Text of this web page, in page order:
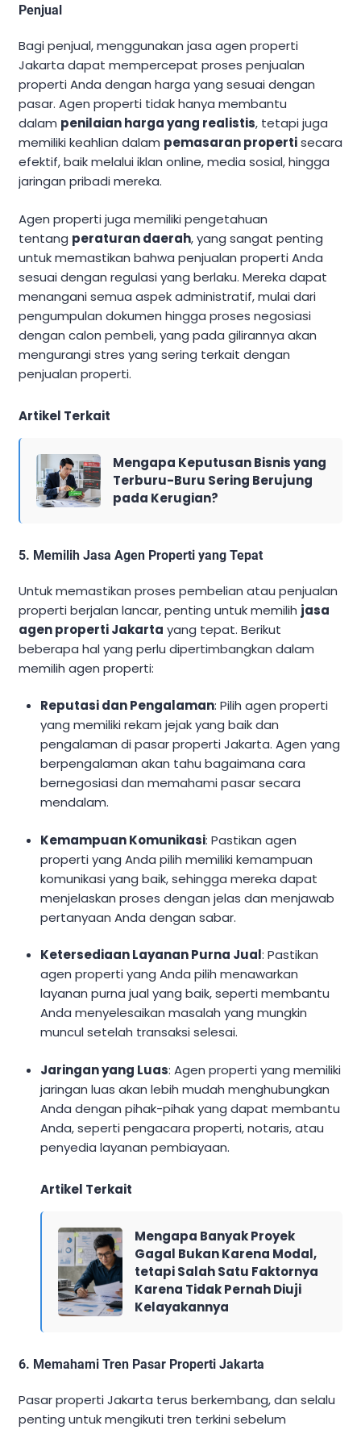
Penjual
Bagi penjual, menggunakan jasa agen properti
Jakarta dapat mempercepat proses penjualan
properti Anda dengan harga yang sesuai dengan
pasar. Agen properti tidak hanya membantu
dalam penilaian harga yang realistis, tetapi juga
memiliki keahlian dalam pemasaran propertisecara
efektif, baik melalui iklan online, media sosial, hingga
jaringan pribadi mereka.
Agen properti juga memiliki pengetahuan
tentang peraturan daerah, yang sangat penting
untuk memastikan bahwa penjualan properti Anda
sesuai dengan regulasi yang berlaku. Mereka dapat
menangani semua aspek administratif, mulai dari
pengumpulan dokumen hingga proses negosiasi
dengan calon pembeli, yang pada gilirannya akan
mengurangi stres yang sering terkait dengan
penjualan properti.
Artikel Terkait
Mengapa Keputusan Bisnis yang
Terburu-Buru Sering Berujung
pada Kerugian?
5. Memilih Jasa Agen Properti yang Tepat
Untuk memastikan proses pembelian atau penjualan
properti berjalan lancar, penting untuk memilih jasa
agen properti Jakarta yang tepat. Berikut
beberapa hal yang perlu dipertimbangkan dalam
memilih agen properti:
Reputasi dan Pengalaman: Pilih agen properti
yang memiliki rekam jejak yang baik dan
pengalaman di pasar properti Jakarta. Agen yang
berpengalaman akan tahu bagaimana cara
bernegosiasi dan memahami pasar secara
mendalam.
Kemampuan Komunikasi: Pastikan agen
properti yang Anda pilih memiliki kemampuan
komunikasi yang baik, sehingga mereka dapat
menjelaskan proses dengan jelas dan menjawab
pertanyaan Anda dengan sabar.
Ketersediaan Layanan Purna Jual: Pastikan
agen properti yang Anda pilih menawarkan
layanan purna jual yang baik, seperti membantu
Anda menyelesaikan masalah yang mungkin
muncul setelah transaksi selesai.
Jaringan yang Luas: Agen properti yang memiliki
jaringan luas akan lebih mudah menghubungkan
Anda dengan pihak-pihak yang dapat membantu
Anda, seperti pengacara properti, notaris, atau
penyedia layanan pembiayaan.
Artikel Terkait
Mengapa Banyak Proyek
Gagal Bukan Karena Modal,
tetapi Salah Satu Faktornya
Karena Tidak Pernah Diuji
Kelayakannya
6. Memahami Tren Pasar Properti Jakarta
Pasar properti Jakarta terus berkembang, dan selalu
penting untuk mengikuti tren terkini sebelum